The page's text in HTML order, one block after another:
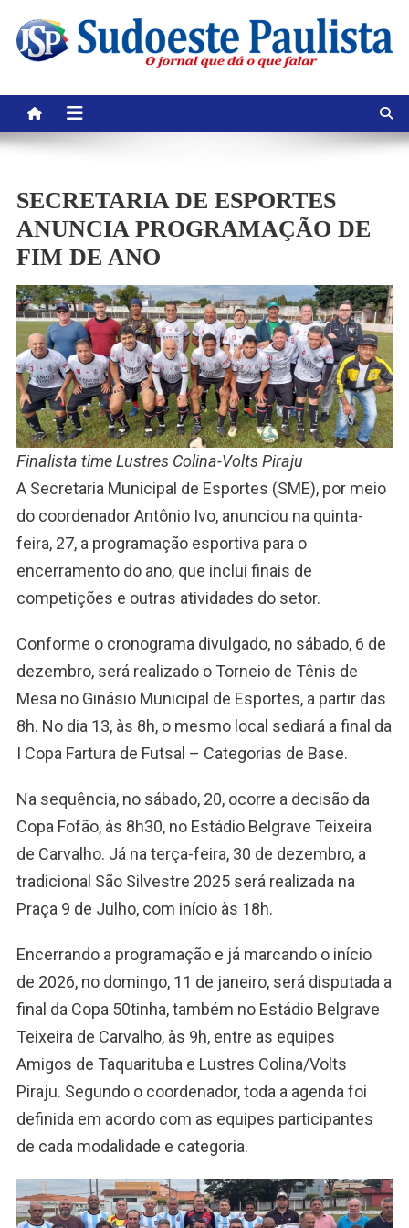
content
SECRETARIA DE ESPORTES
ANUNCIA PROGRAMAÇÃO DE
FIM DE ANO
Finalista time Lustres Colina-Volts Piraju
A Secretaria Municipal de Esportes (SME), por meio
do coordenador Antônio Ivo, anunciou na quinta-
feira, 27, a programação esportiva para o
encerramento do ano, que inclui finais de
competições e outras atividades do setor.
Conforme o cronograma divulgado, no sábado, 6 de
dezembro, será realizado o Torneio de Tênis de
Mesa no Ginásio Municipal de Esportes, a partir das
8h. No dia 13, às 8h, o mesmo local sediará a final da
I Copa Fartura de Futsal – Categorias de Base.
Na sequência, no sábado, 20, ocorre a decisão da
Copa Fofão, às 8h30, no Estádio Belgrave Teixeira
de Carvalho. Já na terça-feira, 30 de dezembro, a
tradicional São Silvestre 2025 será realizada na
Praça 9 de Julho, com início às 18h.
Encerrando a programação e já marcando o início
de 2026, no domingo, 11 de janeiro, será disputada a
final da Copa 50tinha, também no Estádio Belgrave
Teixeira de Carvalho, às 9h, entre as equipes
Amigos de Taquarituba e Lustres Colina/Volts
Piraju. Segundo o coordenador, toda a agenda foi
definida em acordo com as equipes participantes
de cada modalidade e categoria.